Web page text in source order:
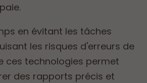
en évitant les tâches
les risques d'erreurs de
ces technologies permet
des rapports précis et